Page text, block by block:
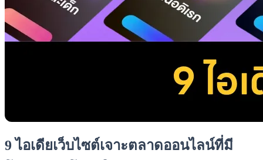
9 ไอเดียเว็บไซต์เจาะตลาดออนไลน์ที่มี